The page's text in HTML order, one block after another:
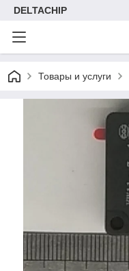
DELTACHIP
Товары и услуги